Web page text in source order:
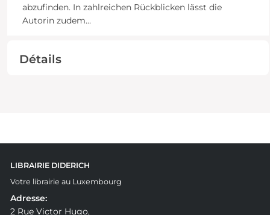
abzufinden. In zahlreichen Rückblicken lässt die
Autorin zudem...
Détails
LIBRAIRIE DIDERICH
Votre librairie au Luxembourg
Adresse:
2 Rue Victor Hugo,